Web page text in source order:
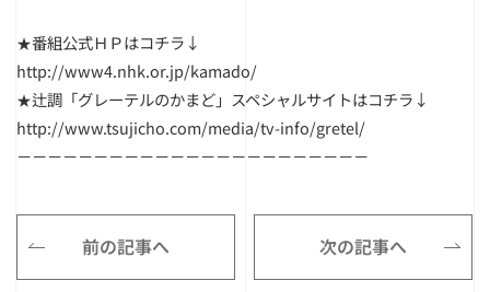
★番組公式ＨＰはコチラ↓
http://www4.nhk.or.jp/kamado/
★辻調「グレーテルのかまど」スペシャルサイトはコチラ↓
http://www.tsujicho.com/media/tv-info/gretel/
－－－－－－－－－－－－－－－－－－－－－－－
前の記事へ 次の記事へ